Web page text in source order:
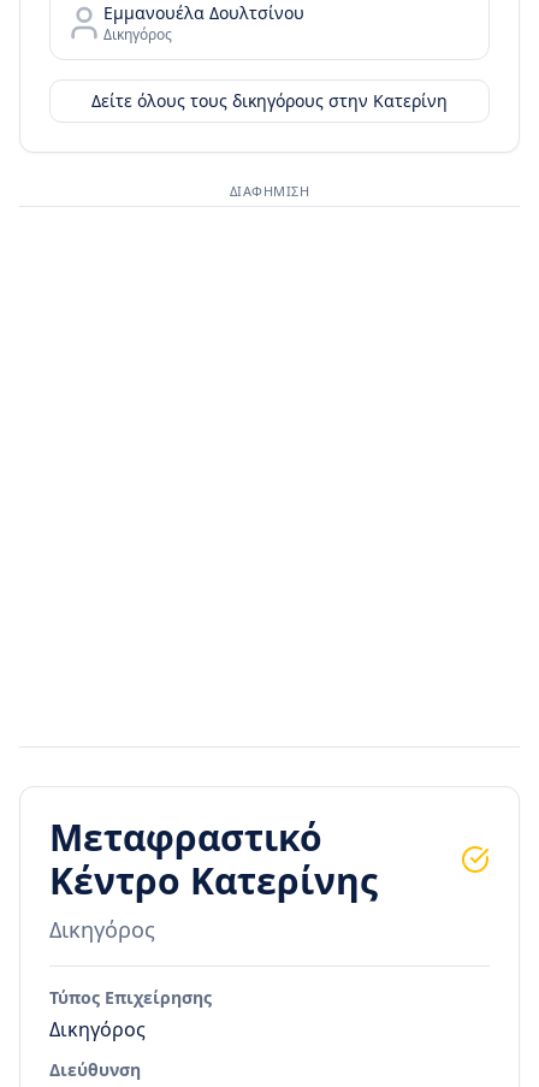
Εμμανουέλα Δουλτσίνου
Δικηγόρος
Δείτε όλους τους δικηγόρους στην Κατερίνη
ΔΙΑΦΉΜΙΣΗ
Μεταφραστικό
Κέντρο Κατερίνης
Δικηγόρος
Τύπος Επιχείρησης
Δικηγόρος
Διεύθυνση